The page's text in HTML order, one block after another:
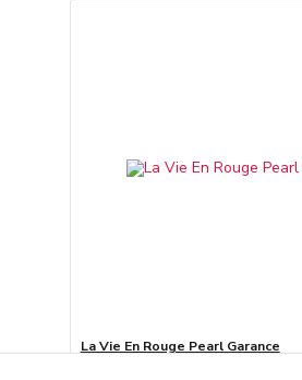
La Vie En Rouge Pearl Garance